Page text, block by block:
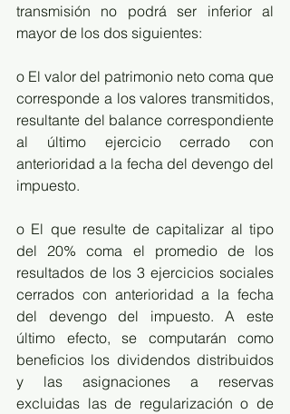
transmisión no podrá ser inferior al
mayor de los dos siguientes:
o El valor del patrimonio neto coma que
corresponde a los valores transmitidos,
resultante del balance correspondiente
al último ejercicio cerrado con
anterioridad a la fecha del devengo del
impuesto.
o El que resulte de capitalizar al tipo
del 20% coma el promedio de los
resultados de los 3 ejercicios sociales
cerrados con anterioridad a la fecha
del devengo del impuesto. A este
último efecto, se computarán como
beneficios los dividendos distribuidos
y las asignaciones a reservas
excluidas las de regularización o de